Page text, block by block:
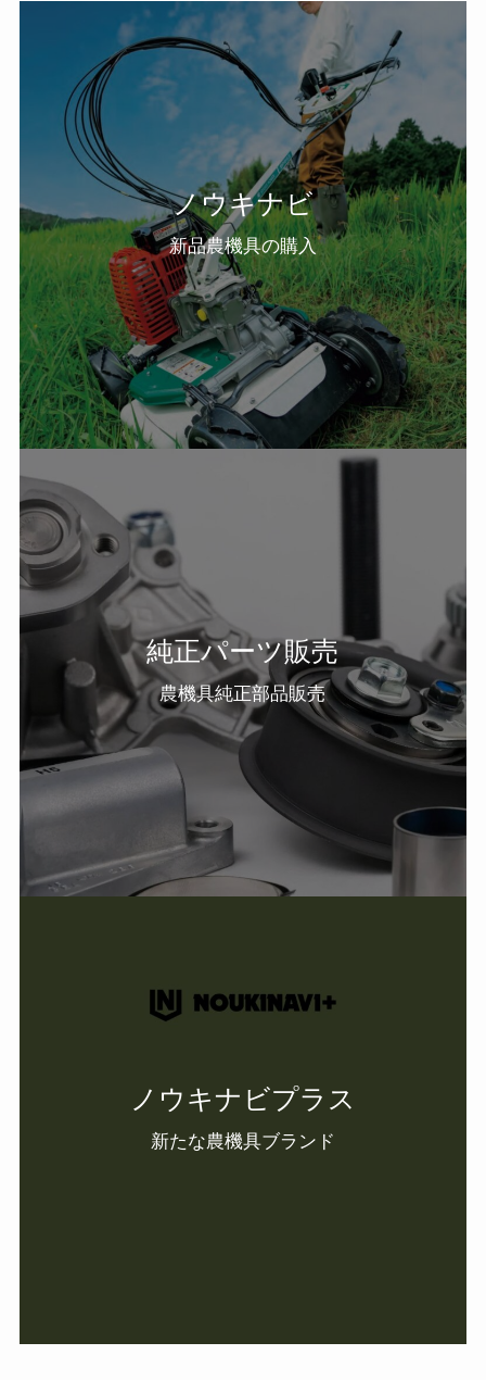
ノウキナビ
新品農機具の購入
純正パーツ販売
農機具純正部品販売
ノウキナビプラス
新たな農機具ブランド